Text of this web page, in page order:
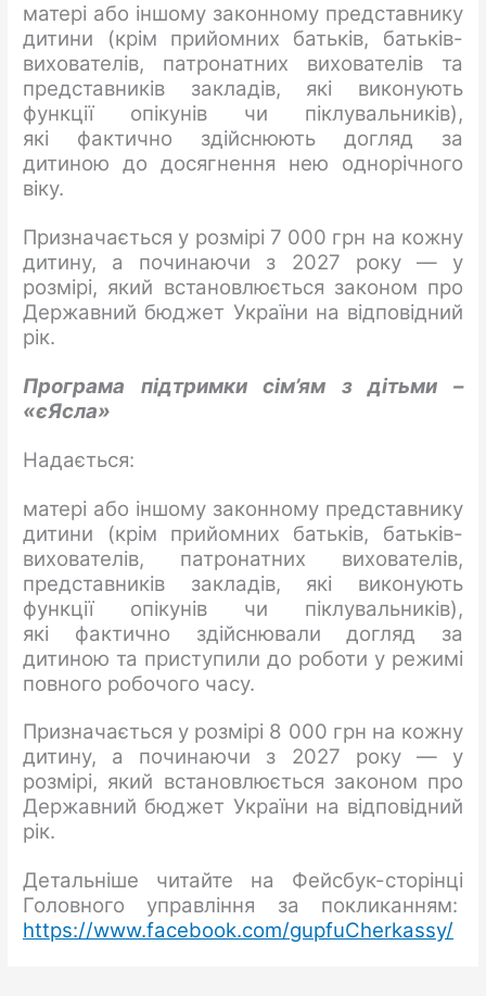
матері або іншому законному представнику
дитини (крім прийомних батьків, батьків-
вихователів, патронатних вихователів та
представників закладів, які виконують
функції опікунів чи піклувальників),
які фактично здійснюють догляд за
дитиною до досягнення нею однорічного
віку.
Призначається у розмірі 7 000 грн на кожну
дитину, а починаючи з 2027 року — у
розмірі, який встановлюється законом про
Державний бюджет України на відповідний
рік.
Програма підтримки сім’ям з дітьми –
«єЯсла»
Надається:
матері або іншому законному представнику
дитини (крім прийомних батьків, батьків-
вихователів, патронатних вихователів,
представників закладів, які виконують
функції опікунів чи піклувальників),
які фактично здійснювали догляд за
дитиною та приступили до роботи у режимі
повного робочого часу.
Призначається у розмірі 8 000 грн на кожну
дитину, а починаючи з 2027 року — у
розмірі, який встановлюється законом про
Державний бюджет України на відповідний
рік.
Детальніше читайте на Фейсбук-сторінці
Головного управління за покликанням:
https://www.facebook.com/gupfuCherkassy/